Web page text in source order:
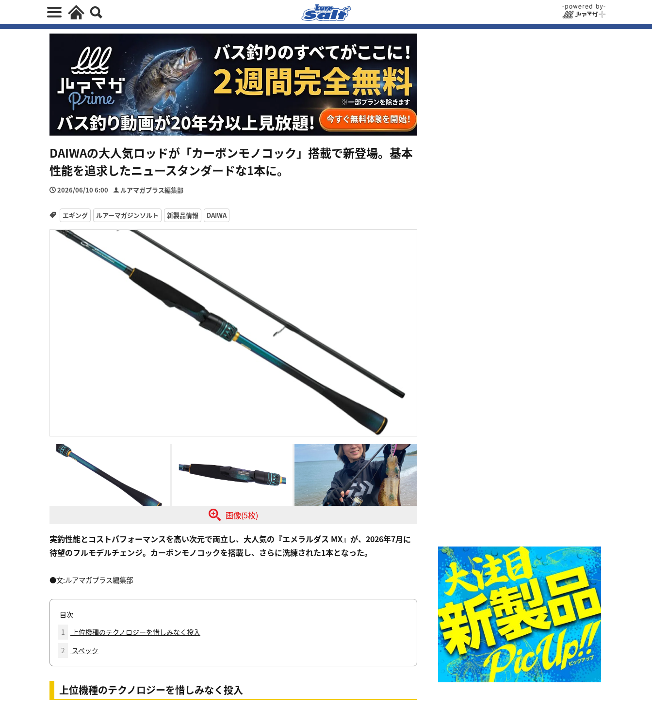
DAIWAの大人気ロッドが「カーボンモノコック」搭載で新登場。基本
性能を追求したニュースタンダードな1本に。
2026/06/10 6:00 ルアマガプラス編集部
エギング ルアーマガジンソルト 新製品情報 DAIWA
画像(5枚)
実釣性能とコストパフォーマンスを高い次元で両立し、大人気の 『エメラルダス MX』 が、2026年7月に
待望のフルモデルチェンジ。カーボンモノコックを搭載し、さらに洗練された1本となった。
●文:ルアマガプラス編集部
目次
1
上位機種のテクノロジーを惜しみなく投入
2
スペック
上位機種のテクノロジーを惜しみなく投入